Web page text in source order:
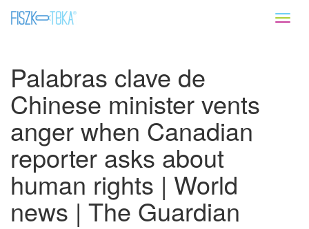
Palabras clave de
Chinese minister vents
anger when Canadian
reporter asks about
human rights | World
news | The Guardian